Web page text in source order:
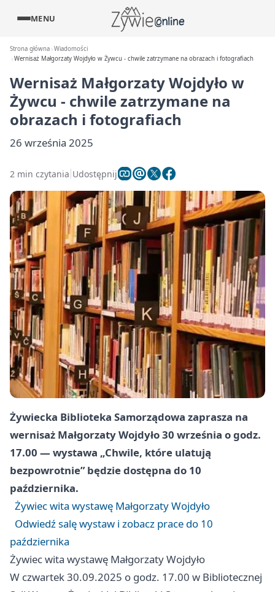
MENU
Strona główna Wiadomości
Wernisaż Małgorzaty Wojdyło w Żywcu - chwile zatrzymane na obrazach i fotografiach
Wernisaż Małgorzaty Wojdyło w
Żywcu - chwile zatrzymane na
obrazach i fotografiach
26 września 2025
2 min czytania Udostępnij
Żywiecka Biblioteka Samorządowa zaprasza na
wernisaż Małgorzaty Wojdyło 30 września o godz.
17.00 — wystawa „Chwile, które ulatują
bezpowrotnie” będzie dostępna do 10
października.
Żywiec wita wystawę Małgorzaty Wojdyło
Odwiedź salę wystaw i zobacz prace do 10
października
Żywiec wita wystawę Małgorzaty Wojdyło
W czwartek 30.09.2025 o godz. 17.00 w Bibliotecznej